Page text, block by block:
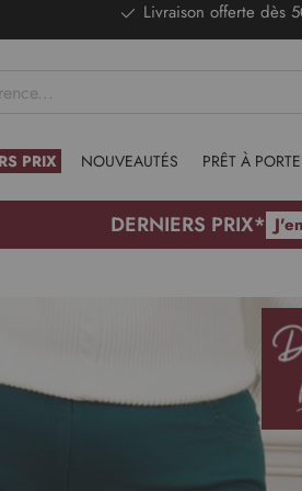
Paiement sécurisé et en 3x
PRIX NOUVEAUTÉS PRÊT À
DERNIERS PRIX*